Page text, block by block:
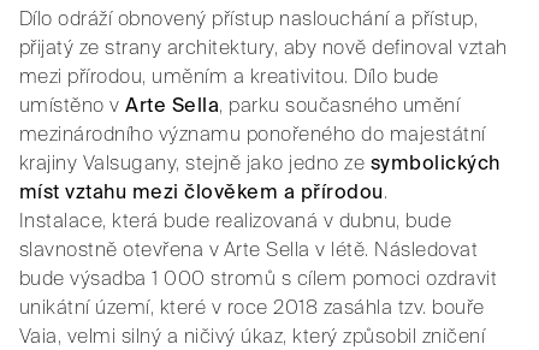
Dílo odráží obnovený přístup naslouchání a přístup,
přijatý ze strany architektury, aby nově definoval vztah
mezi přírodou, uměním a kreativitou. Dílo bude
umístěno vArte Sella, parku současného umění
mezinárodního významu ponořeného do majestátní
krajiny Valsugany, stejně jako jedno ze symbolických
míst vztahu mezi člověkem a přírodou.
Instalace, která bude realizovaná v dubnu, bude
slavnostně otevřena v Arte Sella v létě. Následovat
bude výsadba 1 000 stromů s cílem pomoci ozdravit
unikátní území, které v roce 2018 zasáhla tzv. bouře
Vaia, velmi silný a ničivý úkaz, který způsobil zničení